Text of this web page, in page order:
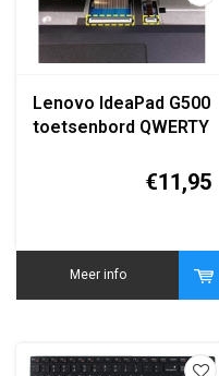
Lenovo IdeaPad G500
toetsenbord QWERTY
€11,95
Meer info